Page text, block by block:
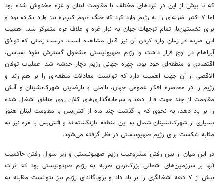
که تا پیش از این در نبردهای مختلف با مقاومت لبنان و غزه مخدوش شده بود
اما ۷ اکتبر ضربه‌ای را به رژیم وارد کرد که جنگ «یوم کیپور» نیز وارد نکرده بود و
برای نخستین‌بار تمام توجهات جهان به نوار غزه و غلاف غزه متمرکز شد. اهمیت
این ضربه در زمان وارد کردن آن نیز قابل مشاهده است. درست زمانی که توافق
آبراهام در اوج قرار داشت و رژیم صهیونیستی مشغول گسترش نفوذ سیاسی،
اقتصادی و منطقه‌ای خود بود، چهره جهانی رژیم دچار خدشه شد. عملیات توفان
الاقصی از آن جهت اهمیت دارد که توانست معادلات منطقه‌ای را بر هم زند و
رژیم را در محاصره افکار عمومی جهان، ناامنی و نارضایتی شهرک‌نشینان و آتش
مقاومت از چند جهت قرار دهد و سرمایه‌گذاری‌های کلان روی مناطق اشغال شده
را بر باد دهد، به نحوی که با گذشت چند ماه از آتش‌بس با مقاومت لبنان هنوز
بسیاری از شهرک‌نشینان شمال به این منطقه بازنگشته‌اند و آتش‌بس با غزه نیز به
مثابه شکست برای رژیم صهیونیستی در نظر گرفته می‌شود.
در این میان از بین رفتن مشروعیت رژیم صهیونیستی و زیر سوال رفتن حاکمیت
آنها بر سرزمین‌های اشغالی بزرگ‌ترین ضربه به رژیم صهیونیستی بود که اثرات
بیش از ۷ دهه اشغالگری را بر باد داد و پروپاگاندای رژیم نیز نتوانست مقابله به